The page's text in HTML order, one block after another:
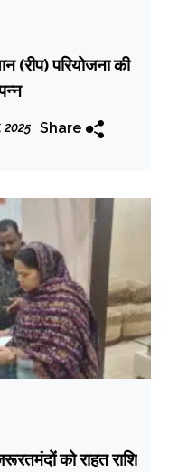
(रीप) परियोजना की
2025 Share
को राहत राशि